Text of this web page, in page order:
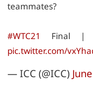
teammates?
#WTC21 Final |
pic.twitter.com/
— ICC (@ICC)